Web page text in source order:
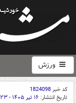
ورزش
کد خبر1824098
تاریخ انتشار: ۱۶ تیر ۱۴۰۵ - ۲۳:۲۳